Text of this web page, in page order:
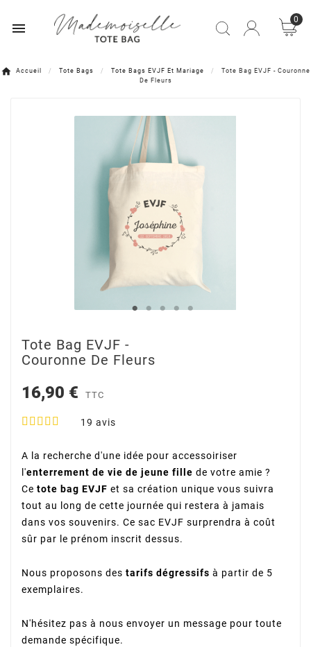

0
Accueil Tote Bags Tote Bags EVJF Et Mariage
Tote Bag EVJF - Couronne
De Fleurs
Tote Bag EVJF -
Couronne De Fleurs
16,90 € TTC
19 avis
A la recherche d'une idée pour accessoiriser
l'enterrement de vie de jeune fille de votre amie ?
Ce tote bag EVJF et sa création unique vous suivra
tout au long de cette journée qui restera à jamais
dans vos souvenirs. Ce sac EVJF surprendra à coût
sûr par le prénom inscrit dessus.
Nous proposons des tarifs dégressifs à partir de 5
exemplaires.
N'hésitez pas à nous envoyer un message pour toute
demande spécifique.